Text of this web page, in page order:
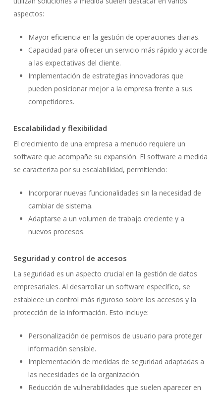
aspectos:
Mayor eficiencia en la gestión de operaciones diarias.
Capacidad para ofrecer un servicio más rápido y acorde
a las expectativas del cliente.
Implementación de estrategias innovadoras que
pueden posicionar mejor a la empresa frente a sus
competidores.
Escalabilidad y flexibilidad
El crecimiento de una empresa a menudo requiere un
software que acompañe su expansión. El software a medida
se caracteriza por su escalabilidad, permitiendo:
Incorporar nuevas funcionalidades sin la necesidad de
cambiar de sistema.
Adaptarse a un volumen de trabajo creciente y a
nuevos procesos.
Seguridad y control de accesos
La seguridad es un aspecto crucial en la gestión de datos
empresariales. Al desarrollar un software específico, se
establece un control más riguroso sobre los accesos y la
protección de la información. Esto incluye:
Personalización de permisos de usuario para proteger
información sensible.
Implementación de medidas de seguridad adaptadas a
las necesidades de la organización.
Reducción de vulnerabilidades que suelen aparecer en